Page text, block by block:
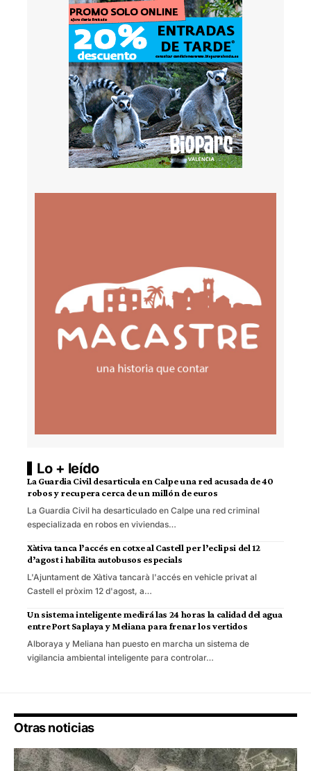
Lo + leído
La Guardia Civil desarticula en Calpe una red acusada de 40
robos y recupera cerca de un millón de euros
La Guardia Civil ha desarticulado en Calpe una red criminal
especializada en robos en viviendas…
Xàtiva tanca l’accés en cotxe al Castell per l’eclipsi del 12
d’agost i habilita autobusos especials
L'Ajuntament de Xàtiva tancarà l'accés en vehicle privat al
Castell el pròxim 12 d'agost, a…
Un sistema inteligente medirá las 24 horas la calidad del agua
entre Port Saplaya y Meliana para frenar los vertidos
Alboraya y Meliana han puesto en marcha un sistema de
vigilancia ambiental inteligente para controlar…
Otras noticias